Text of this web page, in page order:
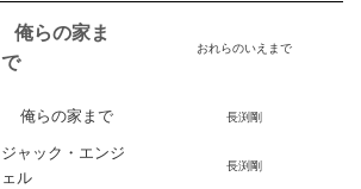
俺らの家ま
で
おれらのいえまで
俺らの家まで 長渕剛
ジャック・エンジ
ェル
長渕剛